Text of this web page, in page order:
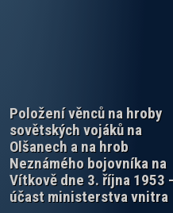
Položení věnců na hroby
sovětských vojáků na
Olšanech a na hrob
Neznámého bojovníka na
Vítkově dne 3. října 1953 -
účast ministerstva vnitra